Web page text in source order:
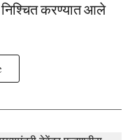
निश्चित करण्यात आले